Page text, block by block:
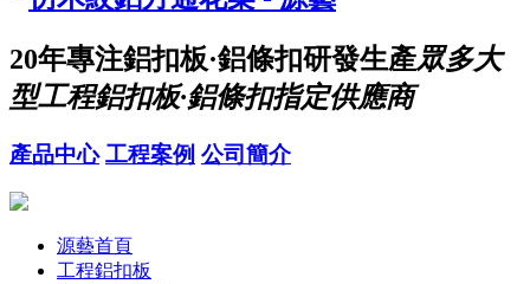
20年專注鋁扣板·鋁條扣研發生產眾多大
型工程鋁扣板·鋁條扣指定供應商
產品中心 工程案例 公司簡介
源藝首頁
工程鋁扣板